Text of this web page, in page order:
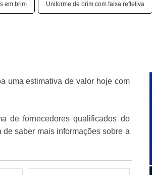
em brim Uniforme de brim com faixa refletiva
uma estimativa de valor hoje com
de fornecedores qualificados do
saber mais informações sobre a